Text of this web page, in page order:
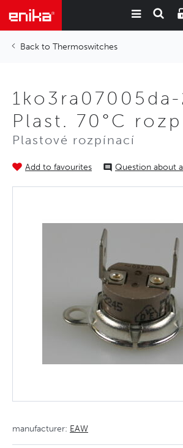
Thermoswitches
Plast. 70°C
Plastové rozpínací
Add to favourites Question about
manufacturer: EAW